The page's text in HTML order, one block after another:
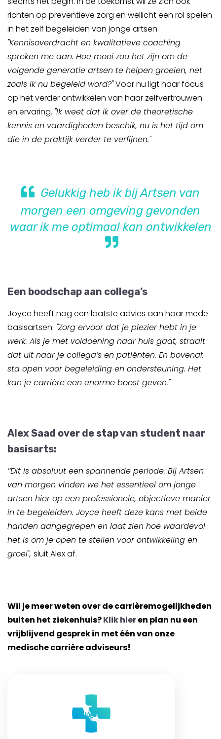
richten op preventieve zorg en wellicht een rol spelen
in het zelf begeleiden van jonge artsen.
"Kennisoverdracht en kwalitatieve coaching
spreken me aan. Hoe mooi zou het zijn om de
volgende generatie artsen te helpen groeien, net
zoals ik nu begeleid word?"Voor nu ligt haar focus
op het verder ontwikkelen van haar zelfvertrouwen
en ervaring. "Ik weet dat ik over de theoretische
kennis en vaardigheden beschik, nu is het tijd om
die in de praktijk verder te verfijnen."
Gelukkig heb ik bij Artsen van
morgen een omgeving gevonden
waar ik me optimaal kan ontwikkelen
Een boodschap aan collega’s
Joyce heeft nog een laatste advies aan haar mede-
basisartsen: "Zorg ervoor dat je plezier hebt in je
werk. Als je met voldoening naar huis gaat, straalt
dat uit naar je collega’s en patiënten. En bovenal:
sta open voor begeleiding en ondersteuning. Het
kan je carrière een enorme boost geven."
Alex Saad over de stap van student naar
basisarts:
‘’Dit is absoluut een spannende periode. Bij Artsen
van morgen vinden we het essentieel om jonge
artsen hier op een professionele, objectieve manier
in te begeleiden. Joyce heeft deze kans met beide
handen aangegrepen en laat zien hoe waardevol
het is om je open te stellen voor ontwikkeling en
groei'', sluit Alex af.
Wil je meer weten over de carrièremogelijkheden
buiten het ziekenhuis?Klik hieren plan nu een
vrijblijvend gesprek in met één van onze
medische carrière adviseurs!